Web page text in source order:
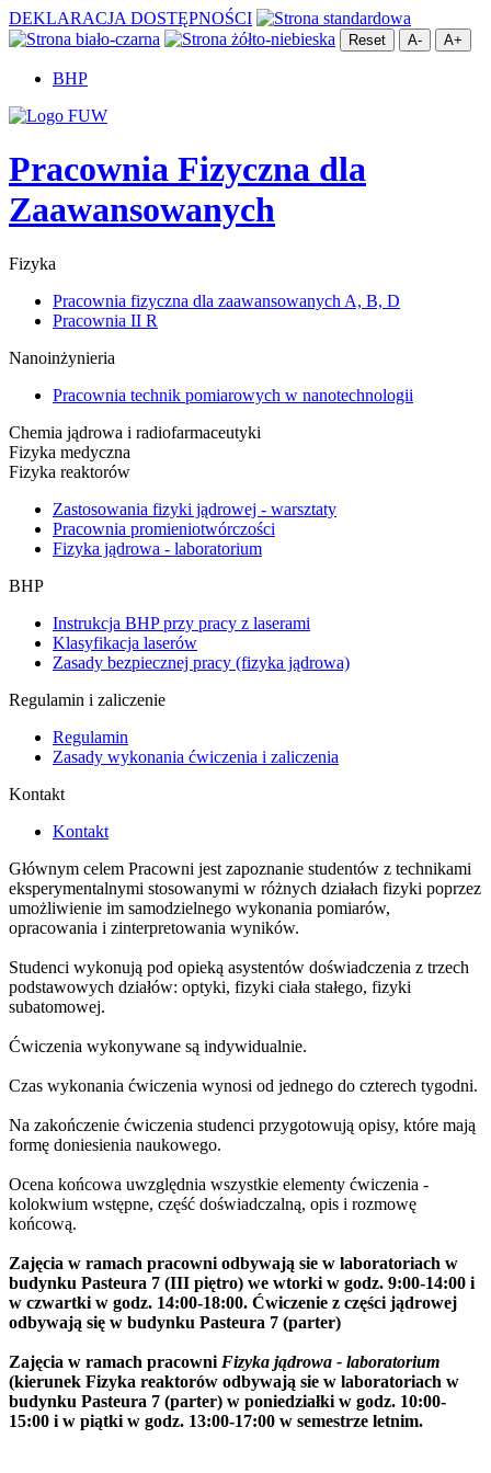
DEKLARACJA DOSTĘPNOŚCI
Reset A- A+
BHP
Pracownia Fizyczna dla
Zaawansowanych
Fizyka
Pracownia fizyczna dla zaawansowanych A, B, D
Pracownia II R
Nanoinżynieria
Pracownia technik pomiarowych w nanotechnologii
Chemia jądrowa i radiofarmaceutyki
Fizyka medyczna
Fizyka reaktorów
Zastosowania fizyki jądrowej - warsztaty
Pracownia promieniotwórczości
Fizyka jądrowa - laboratorium
BHP
Instrukcja BHP przy pracy z laserami
Klasyfikacja laserów
Zasady bezpiecznej pracy (fizyka jądrowa)
Regulamin i zaliczenie
Regulamin
Zasady wykonania ćwiczenia i zaliczenia
Kontakt
Kontakt
Głównym celem Pracowni jest zapoznanie studentów z technikami
eksperymentalnymi stosowanymi w różnych działach fizyki poprzez
umożliwienie im samodzielnego wykonania pomiarów,
opracowania i zinterpretowania wyników.
Studenci wykonują pod opieką asystentów doświadczenia z trzech
podstawowych działów: optyki, fizyki ciała stałego, fizyki
subatomowej.
Ćwiczenia wykonywane są indywidualnie.
Czas wykonania ćwiczenia wynosi od jednego do czterech tygodni.
Na zakończenie ćwiczenia studenci przygotowują opisy, które mają
formę doniesienia naukowego.
Ocena końcowa uwzględnia wszystkie elementy ćwiczenia -
kolokwium wstępne, część doświadczalną, opis i rozmowę
końcową.
Zajęcia w ramach pracowni odbywają sie w laboratoriach w
budynku Pasteura 7 (III piętro) we wtorki w godz. 9:00-14:00 i
w czwartki w godz. 14:00-18:00. Ćwiczenie z części jądrowej
odbywają się w budynku Pasteura 7 (parter)
Zajęcia w ramach pracowni Fizyka jądrowa - laboratorium
(kierunek Fizyka reaktorów odbywają sie w laboratoriach w
budynku Pasteura 7 (parter) w poniedziałki w godz. 10:00-
15:00 i w piątki w godz. 13:00-17:00 w semestrze letnim.